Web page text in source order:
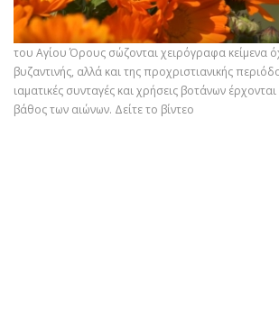
του Αγίου Όρους σώζονται χειρόγραφα κείμενα
βυζαντινής, αλλά και της προχριστιανικής
ιαματικές συνταγές και χρήσεις βοτάνων
βάθος των αιώνων. Δείτε το βίντεο